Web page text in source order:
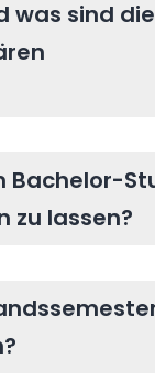
was sind die
Bachelor-
zu lassen?